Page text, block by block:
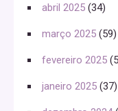
abril 2025 (34)
março 2025 (59)
fevereiro 2025
janeiro 2025 (37)